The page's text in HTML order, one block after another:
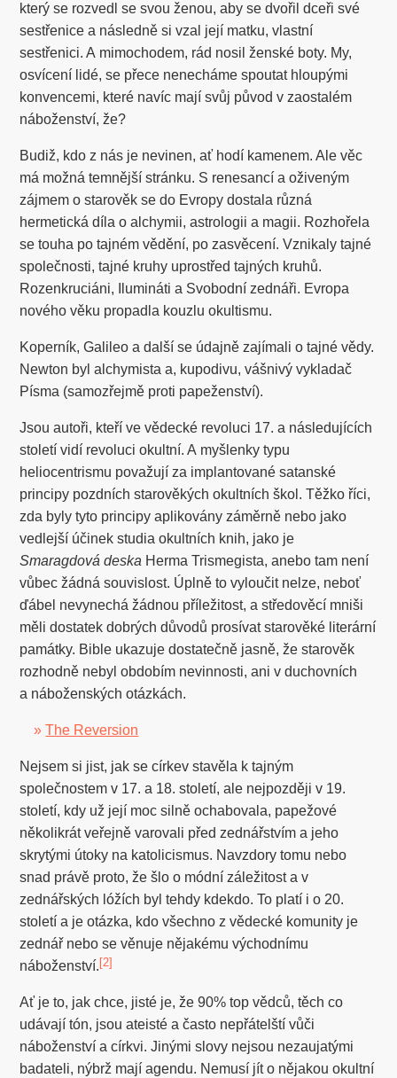
který se rozvedl se svou ženou, aby se dvořil dceři své
sestřenice a následně si vzal její matku, vlastní
sestřenici. A mimochodem, rád nosil ženské boty. My,
osvícení lidé, se přece nenecháme spoutat hloupými
konvencemi, které navíc mají svůj původ v zaostalém
náboženství, že?
Budiž, kdo z nás je nevinen, ať hodí kamenem. Ale věc
má možná temnější stránku. S renesancí a oživeným
zájmem o starověk se do Evropy dostala různá
hermetická díla o alchymii, astrologii a magii. Rozhořela
se touha po tajném vědění, po zasvěcení. Vznikaly tajné
společnosti, tajné kruhy uprostřed tajných kruhů.
Rozenkruciáni, Ilumináti a Svobodní zednáři. Evropa
nového věku propadla kouzlu okultismu.
Koperník, Galileo a další se údajně zajímali o tajné vědy.
Newton byl alchymista a, kupodivu, vášnivý vykladač
Písma (samozřejmě proti papeženství).
Jsou autoři, kteří ve vědecké revoluci 17. a následujících
století vidí revoluci okultní. A myšlenky typu
heliocentrismu považují za implantované satanské
principy pozdních starověkých okultních škol. Těžko říci,
zda byly tyto principy aplikovány záměrně nebo jako
vedlejší účinek studia okultních knih, jako je
Smaragdová deska Herma Trismegista, anebo tam není
vůbec žádná souvislost. Úplně to vyloučit nelze, neboť
ďábel nevynechá žádnou příležitost, a středověcí mniši
měli dostatek dobrých důvodů prosívat starověké literární
památky. Bible ukazuje dostatečně jasně, že starověk
rozhodně nebyl obdobím nevinnosti, ani v duchovních
a náboženských otázkách.
»The Reversion
Nejsem si jist, jak se církev stavěla k tajným
společnostem v 17. a 18. století, ale nejpozději v 19.
století, kdy už její moc silně ochabovala, papežové
několikrát veřejně varovali před zednářstvím a jeho
skrytými útoky na katolicismus. Navzdory tomu nebo
snad právě proto, že šlo o módní záležitost a v
zednářských lóžích byl tehdy kdekdo. To platí i o 20.
století a je otázka, kdo všechno z vědecké komunity je
zednář nebo se věnuje nějakému východnímu
náboženství. [2]
Ať je to, jak chce, jisté je, že 90% top vědců, těch co
udávají tón, jsou ateisté a často nepřátelští vůči
náboženství a církvi. Jinými slovy nejsou nezaujatými
badateli, nýbrž mají agendu. Nemusí jít o nějakou okultní